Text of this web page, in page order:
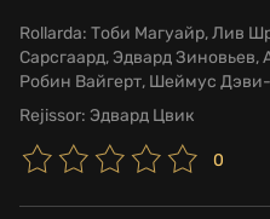
Rollarda: Тоби Магуайр, Лив
Сарсгаард, Эдвард
Робин Вайгерт, Шеймус
Rejissor: Эдвард Цвик
0